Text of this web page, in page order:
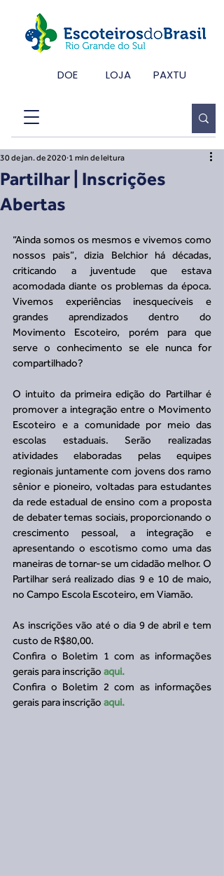
DOE LOJA PAXTU
Partilhar | Inscrições
Abertas
30 de jan. de 2020 1 min de leitura
“Ainda somos os mesmos e vivemos como
nossos pais”, dizia Belchior há décadas,
criticando a juventude que estava
acomodada diante os problemas da época.
Vivemos experiências inesquecíveis e
grandes aprendizados dentro do
Movimento Escoteiro, porém para que
serve o conhecimento se ele nunca for
compartilhado?
O intuito da primeira edição do Partilhar é
promover a integração entre o Movimento
Escoteiro e a comunidade por meio das
escolas estaduais. Serão realizadas
atividades elaboradas pelas equipes
regionais juntamente com jovens dos ramo
sênior e pioneiro, voltadas para estudantes
da rede estadual de ensino com a proposta
de debater temas sociais, proporcionando o
crescimento pessoal, a integração e
apresentando o escotismo como uma das
maneiras de tornar-se um cidadão melhor. O
Partilhar será realizado dias 9 e 10 de maio,
no Campo Escola Escoteiro, em Viamão.
As inscrições vão até o dia 9 de abril e tem
custo de R$80,00.
Confira o Boletim 1 com as informações
gerais para inscrição aqui.
Confira o Boletim 2 com as informações
gerais para inscrição aqui.